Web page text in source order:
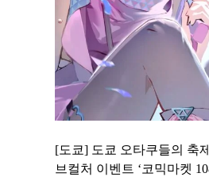
[도쿄] 도쿄 오타쿠들의 축
브컬처 이벤트 ‘코믹마켓